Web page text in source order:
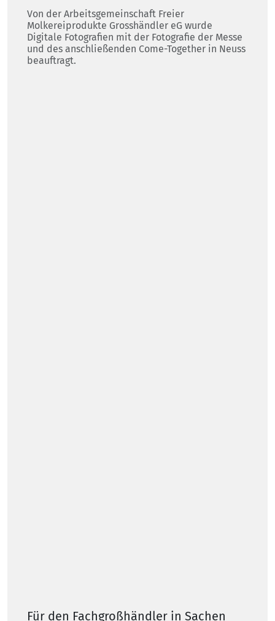
Von der Arbeitsgemeinschaft Freier
Molkereiprodukte Grosshändler eG wurde
Digitale Fotografien mit der Fotografie der Messe
und des anschließenden Come-Together in Neuss
beauftragt.
Für den Fachgroßhändler in Sachen